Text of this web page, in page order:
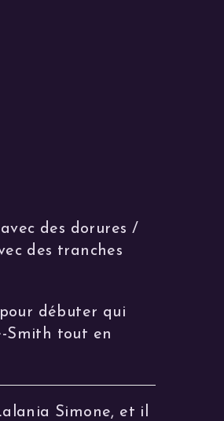
des dorures /
des tranches
débuter qui
Smith tout en
Simone, et il